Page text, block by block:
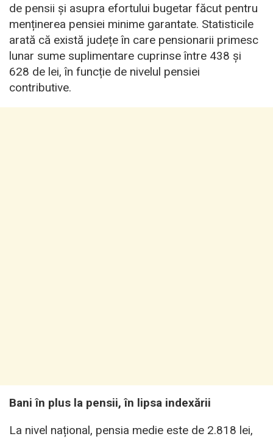
de pensii și asupra efortului bugetar făcut pentru
menținerea pensiei minime garantate. Statisticile
arată că există județe în care pensionarii primesc
lunar sume suplimentare cuprinse între 438 și
628 de lei, în funcție de nivelul pensiei
contributive.
Bani în plus la pensii, în lipsa indexării
La nivel național, pensia medie este de 2.818 lei,